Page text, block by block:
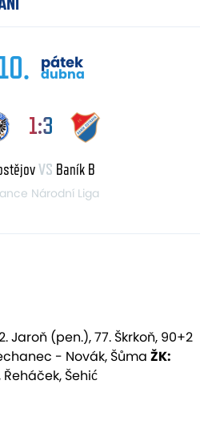
pátek
dubna
1:3
VS Baník B
Národní Liga
Jaroň (pen.), 77. Škrkoň, 90+2
- Novák, Šůma ŽK:
Řeháček, Šehić